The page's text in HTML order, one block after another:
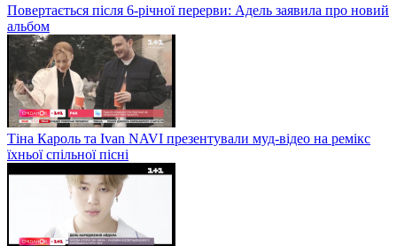
Повертається після 6-річної перерви: Адель заявила про новий
альбом
Тіна Кароль та Ivan NAVI презентували муд-відео на ремікс
їхньої спільної пісні